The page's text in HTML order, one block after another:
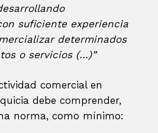
suficiente experiencia
determinados
o servicios (…)”
comercial en
debe comprender,
norma, como mínimo: